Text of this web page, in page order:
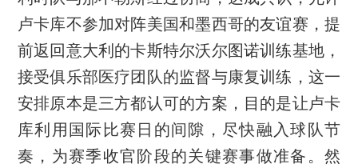
卢卡库不参加对阵美国和墨西哥的友谊赛，提
前返回意大利的卡斯特尔沃尔图诺训练基地，
接受俱乐部医疗团队的监督与康复训练，这一
安排原本是三方都认可的方案，目的是让卢卡
库利用国际比赛日的间隙，尽快融入球队节
奏，为赛季收官阶段的关键赛事做准备。然